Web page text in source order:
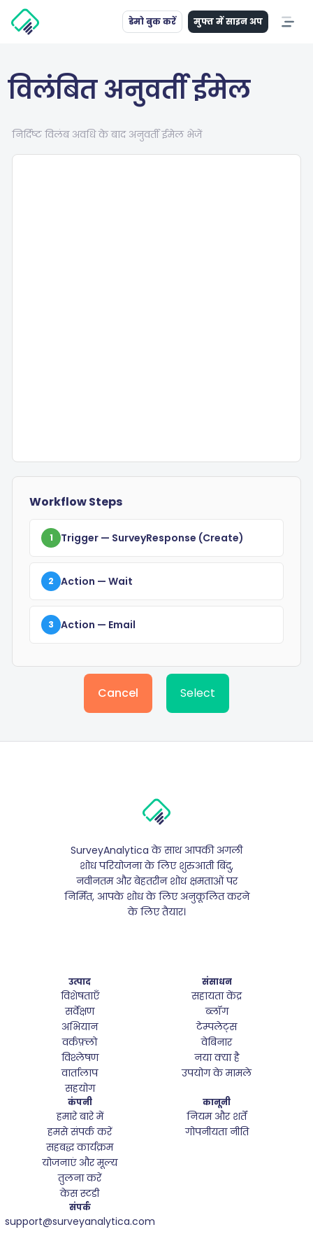
डेमो बुक करें मुफ्त में साइन अप
विलंबित अनुवर्ती ईमेल
निर्दिष्ट विलंब अवधि के बाद अनुवर्ती ईमेल भेजें
Workflow Steps
1 Trigger — SurveyResponse (create)
2 Action — Wait
3 Action — Email
Cancel Select
SurveyAnalytica के साथ आपकी अगली
शोध परियोजना के लिए शुरुआती बिंदु,
नवीनतम और बेहतरीन शोध क्षमताओं पर
निर्मित, आपके शोध के लिए अनुकूलित करने
के लिए तैयार।
उत्पाद
विशेषताएँ
सर्वेक्षण
अभियान
वर्कफ़्लो
विश्लेषण
वार्तालाप
सहयोग
संसाधन
सहायता केंद्र
ब्लॉग
टेम्पलेट्स
वेबिनार
नया क्या है
उपयोग के मामले
कंपनी
हमारे बारे में
हमसे संपर्क करें
सहबद्ध कार्यक्रम
योजनाएं और मूल्य
तुलना करें
केस स्टडी
कानूनी
नियम और शर्तें
गोपनीयता नीति
संपर्क
support@surveyanalytica.com